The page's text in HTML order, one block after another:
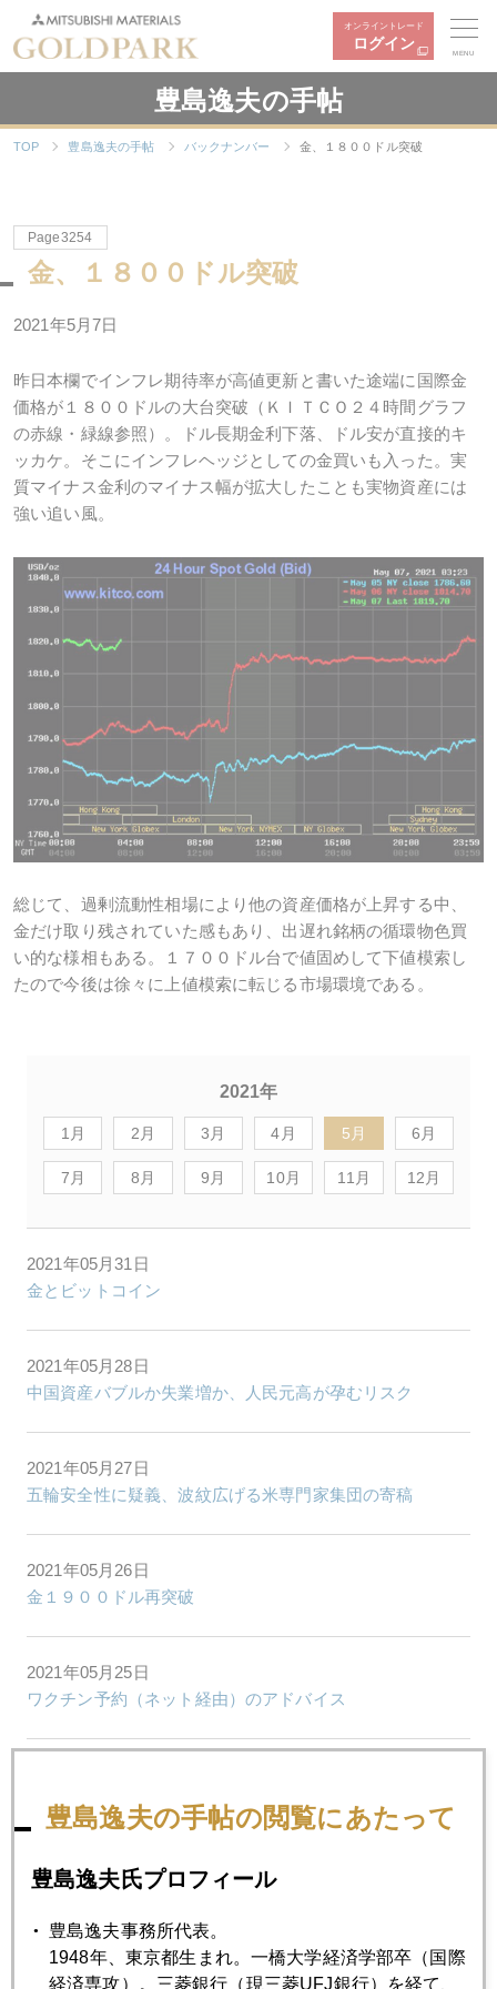
オンライントレード
ログイン
MENU
豊島逸夫の手帖
TOP 豊島逸夫の手帖 バックナンバー 金、１８００ドル突破
Page3254
金、１８００ドル突破
2021年5月7日
昨日本欄でインフレ期待率が高値更新と書いた途端に国際金
価格が１８００ドルの大台突破（ＫＩＴＣＯ２４時間グラフ
の赤線・緑線参照）。ドル長期金利下落、ドル安が直接的キ
ッカケ。そこにインフレヘッジとしての金買いも入った。実
質マイナス金利のマイナス幅が拡大したことも実物資産には
強い追い風。
総じて、過剰流動性相場により他の資産価格が上昇する中、
金だけ取り残されていた感もあり、出遅れ銘柄の循環物色買
い的な様相もある。１７００ドル台で値固めして下値模索し
たので今後は徐々に上値模索に転じる市場環境である。
2021年
1月 2月 3月 4月 5月 6月
7月 8月 9月 10月 11月 12月
2021年05月31日
金とビットコイン
2021年05月28日
中国資産バブルか失業増か、人民元高が孕むリスク
2021年05月27日
五輪安全性に疑義、波紋広げる米専門家集団の寄稿
2021年05月26日
金１９００ドル再突破
2021年05月25日
ワクチン予約（ネット経由）のアドバイス
五輪強行は壮大な賭け、海外投資家は日本株売り
2021年05月21日
2021年05月20日
豊島逸夫の手帖の閲覧にあたって
豊島逸夫氏プロフィール
豊島逸夫事務所代表。
1948年、東京都生まれ。一橋大学経済学部卒（国際
経済専攻）。三菱銀行（現三菱UFJ銀行）を経て、